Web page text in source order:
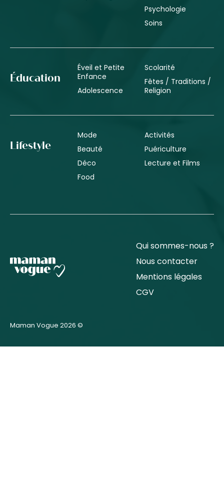
Psychologie
Soins
Éducation
Éveil et Petite
Enfance
Adolescence
Scolarité
Fêtes / Traditions /
Religion
Lifestyle
Mode
Beauté
Déco
Food
Activités
Puériculture
Lecture et Films
Qui sommes-nous ?
Nous contacter
Mentions légales
CGV
Maman Vogue 2026 ©